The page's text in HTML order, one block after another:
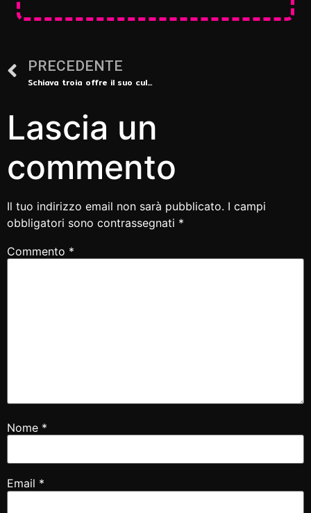
PRECEDENTE
Schiava troia offre il suo culo a Rimini
Lascia un
commento
Il tuo indirizzo email non sarà pubblicato. I campi
obbligatori sono contrassegnati *
Commento *
Nome *
Email *